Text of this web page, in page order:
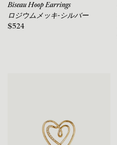
Biseau Hoop Earrings
ロジウムメッキ-シルバー
$524